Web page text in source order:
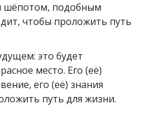
шёпотом, подобным
чтобы проложить путь
это будет
место. Его (её)
его (её) знания
путь для жизни.